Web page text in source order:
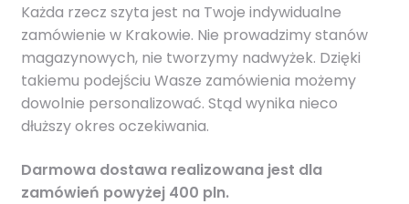
Każda rzecz szyta jest na Twoje indywidualne
zamówienie w Krakowie. Nie prowadzimy stanów
magazynowych, nie tworzymy nadwyżek. Dzięki
takiemu podejściu Wasze zamówienia możemy
dowolnie personalizować. Stąd wynika nieco
dłuższy okres oczekiwania.
Darmowa dostawa realizowana jest dla
zamówień powyżej 400 pln.